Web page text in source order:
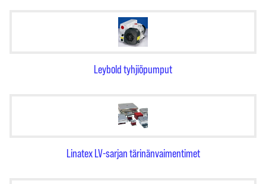
Leybold tyhjiöpumput
Linatex LV-sarjan tärinänvaimentimet